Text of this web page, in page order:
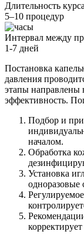
Длительность курса
5–10 процедур
Интервал между
1-7 дней
Постановка
давления
этапы направлены
эффективность.
Подбор и
началом.
Обработка
Установка
одноразовые